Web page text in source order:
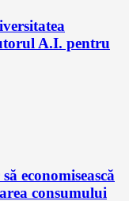
A.I. pentru
economisească
consumului